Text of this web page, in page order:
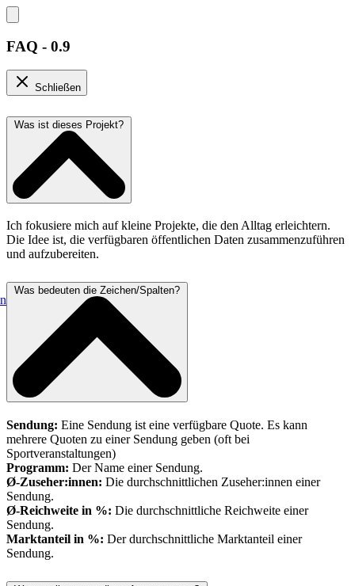
FAQ - 0.9
Schließen
Was ist dieses Projekt?
Ich fokusiere mich auf kleine Projekte, die den Alltag erleichtern.
Die Idee ist, die verfügbaren öffentlichen Daten zusammenzuführen
und aufzubereiten.
Was bedeuten die Zeichen/Spalten?
Sendung: Eine Sendung ist eine verfügbare Quote. Es kann
mehrere Quoten zu einer Sendung geben (oft bei
Sportveranstaltungen)
Programm: Der Name einer Sendung.
Ø-Zuseher:innen: Die durchschnittlichen Zuseher:innen einer
Sendung.
Ø-Reichweite in %: Die durchschnittliche Reichweite einer
Sendung.
Marktanteil in %: Der durchschnittliche Marktanteil einer
Sendung.